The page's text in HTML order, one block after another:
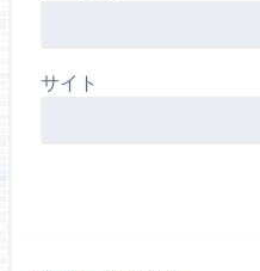
サイト